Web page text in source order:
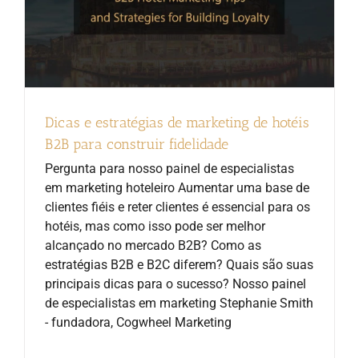
Dicas e estratégias de marketing de hotéis
B2B para construir fidelidade
Pergunta para nosso painel de especialistas
em marketing hoteleiro Aumentar uma base de
clientes fiéis e reter clientes é essencial para os
hotéis, mas como isso pode ser melhor
alcançado no mercado B2B? Como as
estratégias B2B e B2C diferem? Quais são suas
principais dicas para o sucesso? Nosso painel
de especialistas em marketing Stephanie Smith
- fundadora, Cogwheel Marketing